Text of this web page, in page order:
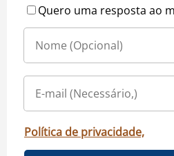
Quero uma resposta ao
Política de privacidade,